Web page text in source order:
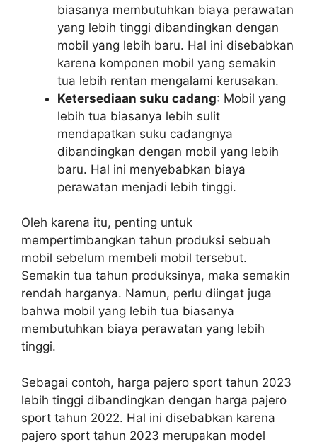
biasanya membutuhkan biaya perawatan
yang lebih tinggi dibandingkan dengan
mobil yang lebih baru. Hal ini disebabkan
karena komponen mobil yang semakin
tua lebih rentan mengalami kerusakan.
Ketersediaan suku cadang: Mobil yang
lebih tua biasanya lebih sulit
mendapatkan suku cadangnya
dibandingkan dengan mobil yang lebih
baru. Hal ini menyebabkan biaya
perawatan menjadi lebih tinggi.
Oleh karena itu, penting untuk
mempertimbangkan tahun produksi sebuah
mobil sebelum membeli mobil tersebut.
Semakin tua tahun produksinya, maka semakin
rendah harganya. Namun, perlu diingat juga
bahwa mobil yang lebih tua biasanya
membutuhkan biaya perawatan yang lebih
tinggi.
Sebagai contoh, harga pajero sport tahun 2023
lebih tinggi dibandingkan dengan harga pajero
sport tahun 2022. Hal ini disebabkan karena
pajero sport tahun 2023 merupakan model